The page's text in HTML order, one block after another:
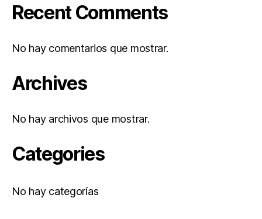
Recent Comments
No hay comentarios que mostrar.
Archives
No hay archivos que mostrar.
Categories
No hay categorías